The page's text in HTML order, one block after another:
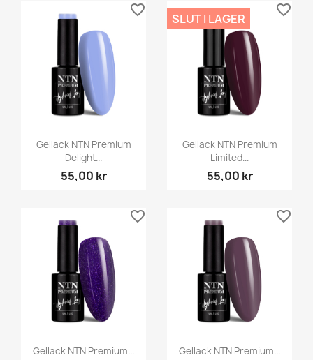
Gellack NTN Premium
Delight...
55,00 kr
favorite_border
Gellack NTN Premium
Limited...
55,00 kr
SLUT I LAGER
favorite_border
Gellack NTN Premium...
favorite_border
Gellack NTN Premium...
favorite_border